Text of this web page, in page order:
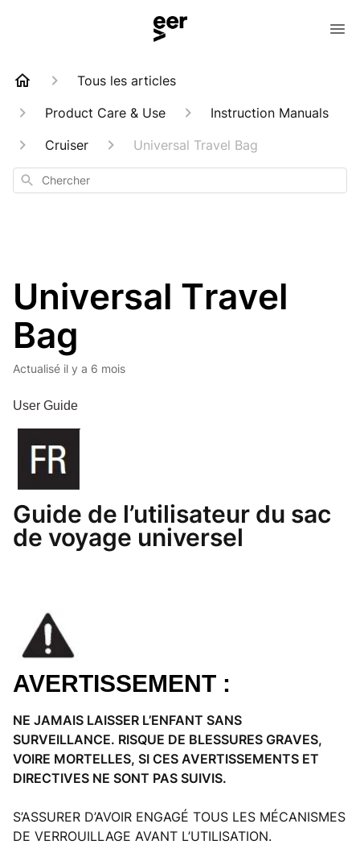
Tous les articles
Product Care & Use
Instruction Manuals
Cruiser
Universal Travel Bag
Chercher
Universal Travel
Bag
Actualisé il y a 6 mois
User Guide
Guide de l’utilisateur du sac
de voyage universel
AVERTISSEMENT :
NE JAMAIS LAISSER L’ENFANT SANS
SURVEILLANCE. RISQUE DE BLESSURES GRAVES,
VOIRE MORTELLES, SI CES AVERTISSEMENTS ET
DIRECTIVES NE SONT PAS SUIVIS.
S’ASSURER D’AVOIR ENGAGÉ TOUS LES MÉCANISMES
DE VERROUILLAGE AVANT L’UTILISATION.